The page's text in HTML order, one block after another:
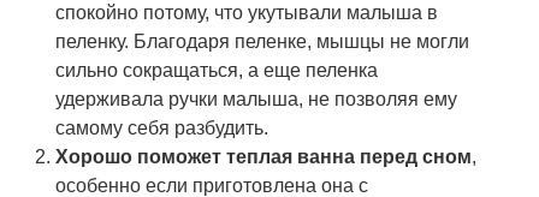
спокойно потому, что укутывали малыша в
пеленку. Благодаря пеленке, мышцы не могли
сильно сокращаться, а еще пеленка
удерживала ручки малыша, не позволяя ему
самому себя разбудить.
Хорошо поможет теплая ванна перед сном,
особенно если приготовлена она с